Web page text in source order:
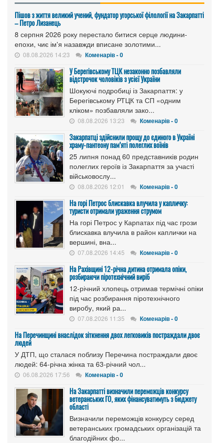
Пішов з життя великий учений, фундатор угорської філології на Закарпатті
– Петро Лизанець
8 серпня 2026 року перестало битися серце людини-
епохи, чиє ім'я назавжди вписане золотими...
08.08.2026 14:23 Коменарів - 0
У Берегівському ТЦК незаконно позбавляли
відстрочок чоловіків з усієї України
Шокуючі подробиці із Закарпаття: у
Берегівському РТЦК та СП «одним
кліком» позбавляли зако...
08.08.2026 13:23 Коменарів - 0
Закарпатці здійснили прощу до єдиного в Україні
храму-пантеону пам’яті полеглих воїнів
25 липня понад 60 представників родин
полеглих героїв із Закарпаття за участі
військовослу...
08.08.2026 12:01 Коменарів - 0
На горі Петрос блискавка влучила у капличку:
туристи отримали ураження струмом
На горі Петрос у Карпатах під час грози
блискавка влучила в район каплички на
вершині, вна...
07.08.2026 14:45 Коменарів - 0
На Рахівщині 12-річна дитина отримала опіки,
розбираючи піротехнічний виріб
12-річний хлопець отримав термічні опіки
під час розбирання піротехнічного
виробу, який ра...
07.08.2026 11:35 Коменарів - 0
На Перечинщині внаслідок зіткнення двох легковиків постраждали двоє
людей
У ДТП, що сталася поблизу Перечина постраждали двоє
людей: 64-річна жінка та 63-річний чол...
06.08.2026 17:56 Коменарів - 0
На Закарпатті визначили переможців конкурсу
ветеранських ГО, яких фінансуватимуть з бюджету
області
Визначили переможців конкурсу серед
ветеранських громадських організацій та
благодійних фо...